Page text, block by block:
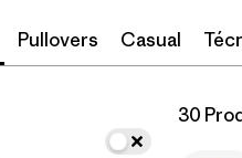
(17)
(5)
Pullovers Casual
30